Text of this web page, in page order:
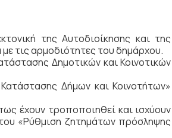
της Αυτοδιοίκησης και της
τις αρμοδιότητες του δημάρχου.
Δημοτικών και Κοινοτικών
Δήμων και Κοινοτήτων»
έχουν τροποποιηθεί και ισχύουν
«Ρύθμιση ζητημάτων πρόσληψης